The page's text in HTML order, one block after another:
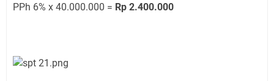
PPh 6% x 40.000.000 = Rp 2.400.000